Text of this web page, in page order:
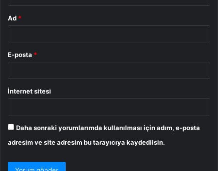
Ad *
E-posta *
İnternet sitesi
Daha sonraki yorumlarımda kullanılması için adım, e-posta
adresim ve site adresim bu tarayıcıya kaydedilsin.